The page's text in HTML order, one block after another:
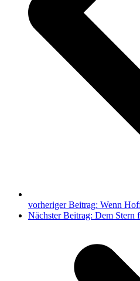
vorheriger Beitrag: Wenn
Nächster Beitrag: Dem Stern